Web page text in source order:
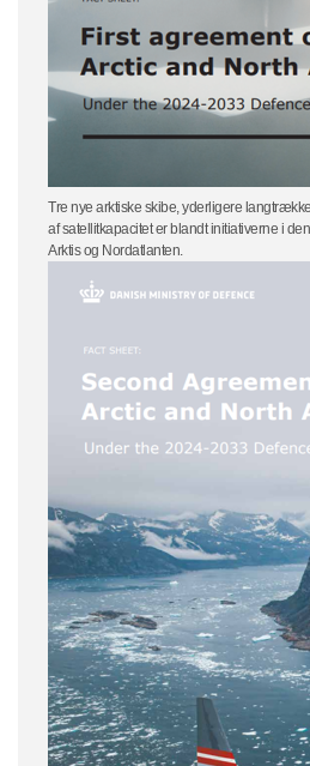
Tre nye arktiske skibe, yderligere
af satellitkapacitet er blandt initiativerne i
Arktis og Nordatlanten.